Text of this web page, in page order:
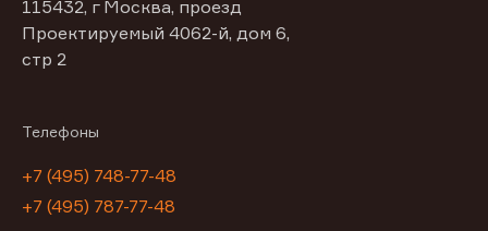
115432, г Москва, проезд
Проектируемый 4062-й, дом 6,
стр 2
Телефоны
+7 (495) 748-77-48
+7 (495) 787-77-48